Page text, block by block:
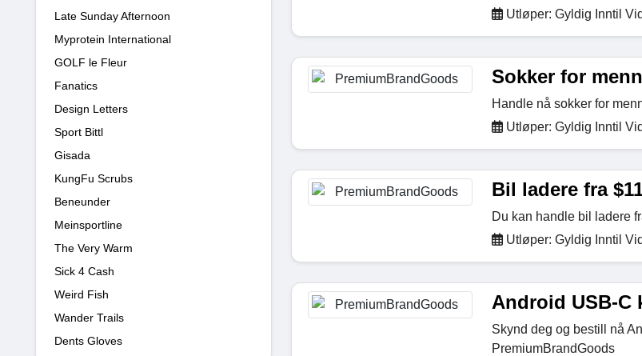
Late Sunday Afternoon
Myprotein International
GOLF le Fleur
Fanatics
Design Letters
Sport Bittl
Gisada
KungFu Scrubs
Beneunder
Meinsportline
The Very Warm
Sick 4 Cash
Weird Fish
Wander Trails
Dents Gloves
Utløper: Gyldig Inntil
Sokker for
Handle nå sokker for
Utløper: Gyldig Inntil
Bil ladere fra
Du kan handle bil ladere
Utløper: Gyldig Inntil
Android USB-C
Skynd deg og bestill nå
PremiumBrandGoods